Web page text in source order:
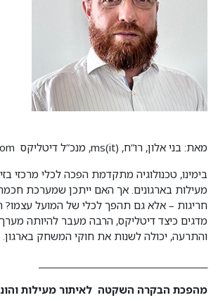
מאת: בני אלון, רו”ח, ms(it), מנכ”ל דיטליקס detelix.com
בימינו, טכנולוגיה מתקדמת הפכה לכלי מרכזי
מעילות בארגונים. אך האם ייתכן שמערכת
חריגות – אלא גם תהפך לכלי של המועל עצמו?
מדגים כיצד דיטליקס, הרבה מעבר להיותה מערך
והתרעה, יכולה לשנות את חוקי המשחק בארגון.
מהפכת הבקרה השקטה לאיתור מעילות